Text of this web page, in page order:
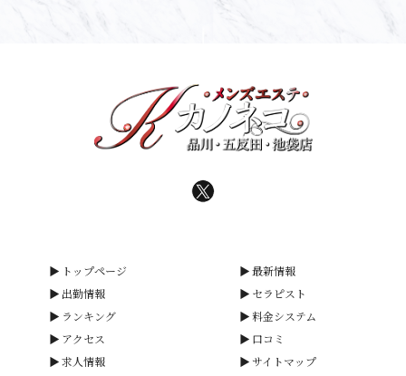
トップページ
最新情報
出勤情報
セラピスト
ランキング
料金システム
アクセス
口コミ
求人情報
サイトマップ